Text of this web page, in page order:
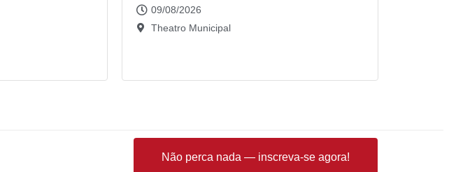
09/08/2026
Theatro Municipal
Não perca nada — inscreva-se agora!